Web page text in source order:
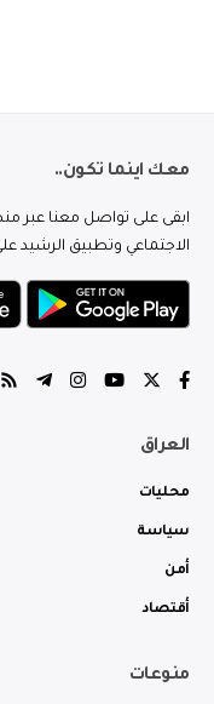
معك اينما تكون..
ابقى على تواصل معنا عبر
الاجتماعي وتطبيق الرشيد
العراق
محليات
سياسة
أمن
أقتصاد
منوعات